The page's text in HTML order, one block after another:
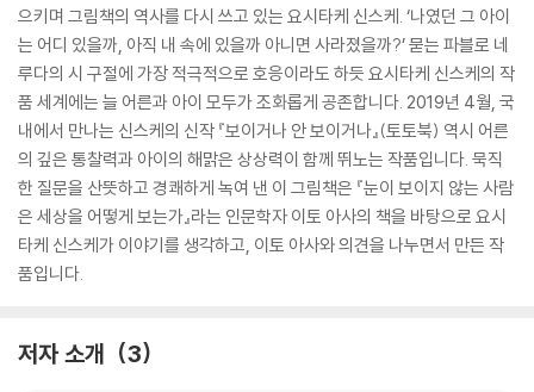
으키며 그림책의 역사를 다시 쓰고 있는 요시타케 신스케. ‘나였던 그 아이
는 어디 있을까, 아직 내 속에 있을까 아니면 사라졌을까?’ 묻는 파블로 네
루다의 시 구절에 가장 적극적으로 호응이라도 하듯 요시타케 신스케의 작
품 세계에는 늘 어른과 아이 모두가 조화롭게 공존합니다. 2019년 4월, 국
내에서 만나는 신스케의 신작 『보이거나 안 보이거나』(토토북) 역시 어른
의 깊은 통찰력과 아이의 해맑은 상상력이 함께 뛰노는 작품입니다. 묵직
한 질문을 산뜻하고 경쾌하게 녹여 낸 이 그림책은 『눈이 보이지 않는 사람
은 세상을 어떻게 보는가』라는 인문학자 이토 아사의 책을 바탕으로 요시
타케 신스케가 이야기를 생각하고, 이토 아사와 의견을 나누면서 만든 작
품입니다.
저자 소개 3